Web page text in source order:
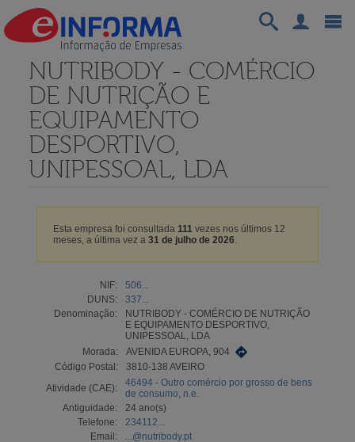
NUTRIBODY - COMÉRCIO
DE NUTRIÇÃO E
EQUIPAMENTO
DESPORTIVO,
UNIPESSOAL, LDA
Esta empresa foi consultada 111vezes nos últimos 12
meses, a última vez a 31 de julho de 2026.
NIF:
506...
DUNS:
337...
Denominação:
NUTRIBODY - COMÉRCIO DE NUTRIÇÃO
E EQUIPAMENTO DESPORTIVO,
UNIPESSOAL, LDA
Morada:
AVENIDA EUROPA, 904
Código Postal:
3810-138 AVEIRO
Atividade (CAE):
46494 - Outro comércio por grosso de bens
de consumo, n.e.
Antiguidade:
24 ano(s)
Telefone:
234112...
Email:
...@nutribody.pt